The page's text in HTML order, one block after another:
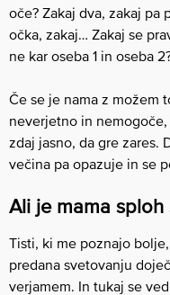
oče? Zakaj dva, zakaj pa
očka, zakaj… Zakaj se
ne kar oseba 1 in oseba
Če se je nama z možem
neverjetno in
zdaj jasno, da gre zares.
večina pa opazuje in se
Ali je mama sploh
Tisti, ki me poznajo
predana svetovanju
verjamem. In tukaj se